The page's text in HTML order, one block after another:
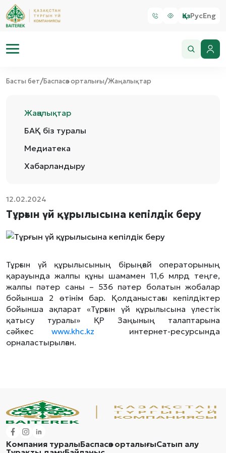
ҚазРусEng
Басты бет/Баспасөз орталығы/Жаңалықтар
Жаңалықтар
БАҚ біз туралы
Медиатека
Хабарландыру
12.02.2024
Тұрғын үй құрылысына кепілдік беру
Тұрғын үй құрылысының бірыңғай операторының
қарауында жалпы құны шамамен 11,6 млрд теңге,
жалпы пәтер саны – 536 пәтер болатын жобалар
бойынша 2 өтінім бар. Қолданыстағы кепілдіктер
бойынша ақпарат «Тұрғын үй құрылысына үлестік
қатысу туралы» ҚР Заңының талаптарына
сәйкес www.khc.kz интернет-ресурсында
орналастырылған.
Компания туралыБаспасөз орталығыСатып алу